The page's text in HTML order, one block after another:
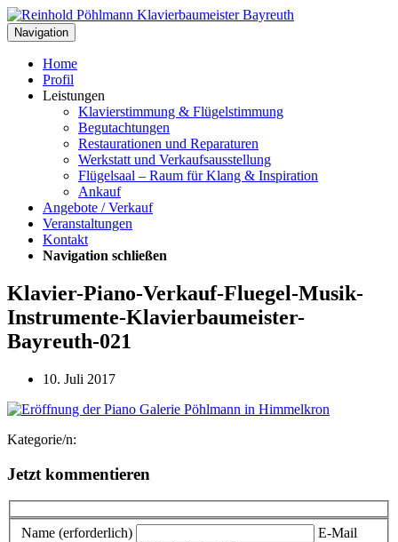
Navigation
Home
Profil
Leistungen
Klavierstimmung & Flügelstimmung
Begutachtungen
Restaurationen und Reparaturen
Werkstatt und Verkaufsausstellung
Flügelsaal – Raum für Klang & Inspiration
Ankauf
Angebote / Verkauf
Veranstaltungen
Kontakt
Navigation schließen
Klavier-Piano-Verkauf-Fluegel-Musik-
Instrumente-Klavierbaumeister-
Bayreuth-021
10. Juli 2017
Kategorie/n:
Jetzt kommentieren
Name (erforderlich)
E-Mail